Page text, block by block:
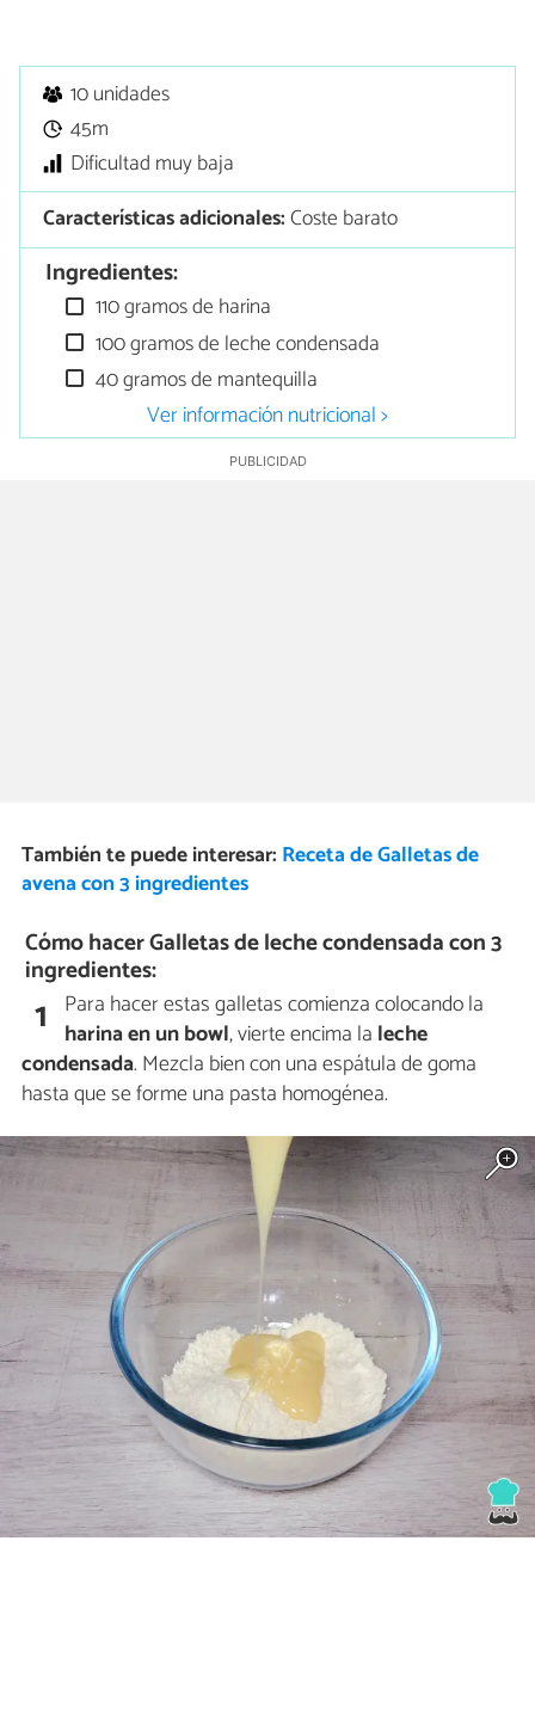
10 unidades
45m
Dificultad muy baja
Características adicionales:Coste barato
Ingredientes:
110 gramos de harina
100 gramos de leche condensada
40 gramos de mantequilla
Ver información nutricional >
También te puede interesar: Receta de Galletas de
avena con 3 ingredientes
Cómo hacer Galletas de leche condensada con 3
ingredientes:
1 Para hacer estas galletas comienza colocando la
harinaen un bowl, vierte encima la leche
condensada. Mezcla bien con una espátula de goma
hasta que se forme una pasta homogénea.